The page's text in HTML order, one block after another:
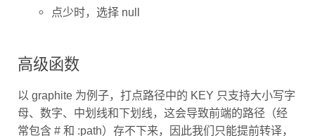
点少时，选择 null
高级函数
以 graphite 为例子，打点路径中的 KEY 只支持大小写字
母、数字、中划线和下划线，这会导致前端的路径（经
常包含 # 和 :path）存不下来，因此我们只能提前转译，